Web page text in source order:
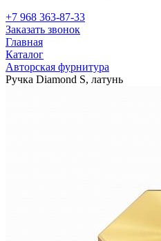
+7 968 363-87-33
Заказать звонок
Главная
Каталог
Авторская фурнитура
Ручка Diamond S, латунь